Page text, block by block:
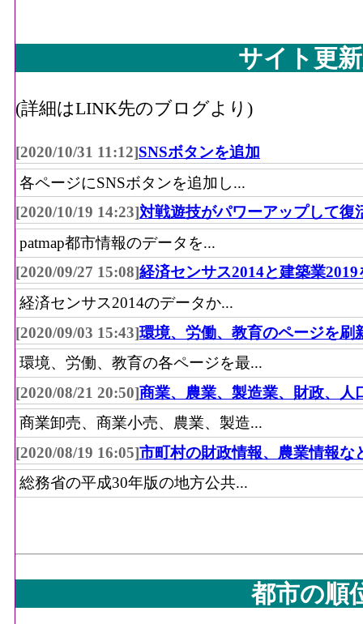
サイト更
(詳細はLINK先のブログより)
[2020/10/31 11:12]SNSボタンを追加
各ページにSNSボタンを追加し...
[2020/10/19 14:23]対戦遊技がパワーアップして復
patmap都市情報のデータを...
[2020/09/27 15:08]経済センサス2014と建築業2019
経済センサス2014のデータか...
[2020/09/03 15:43]環境、労働、教育のページを刷
環境、労働、教育の各ページを最...
[2020/08/21 20:50]商業、農業、製造業、財政、人
商業卸売、商業小売、農業、製造...
[2020/08/19 16:05]市町村の財政情報、農業情報な
総務省の平成30年版の地方公共...
都市の順